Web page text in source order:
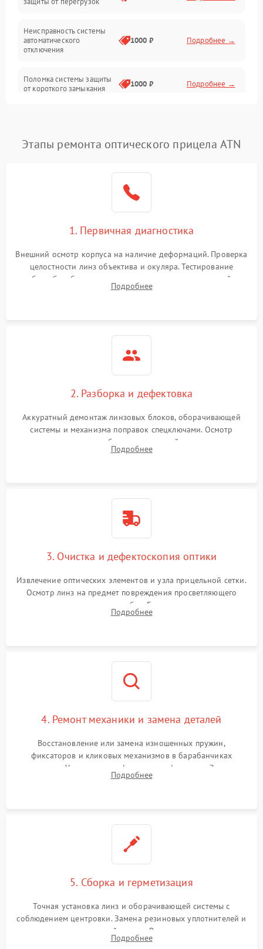
Электропитание
Механика
Корпус/Герметичность
Неисправность системы
автоматического
отключения
1000 ₽ Подробнее →
Поломка системы защиты
от короткого замыкания
1000 ₽ Подробнее →
1000 ₽
защиты от перегрева
Поломка системы защиты
1000 ₽
Этапы ремонта оптического прицела ATN
1. Первичная диагностика
Внешний осмотр корпуса на наличие деформаций. Проверка
целостности линз объектива и окуляра. Тестирование
работы барабанчиков ввода поправок, кольца отстройки
параллакса и зума. Выявление сколов, внутренних
Подробнее
2. Разборка и дефектовка
Аккуратный демонтаж линзовых блоков, оборачивающей
системы и механизма поправок спецключами. Осмотр
внутренних резьбовых соединений, пружин и
уплотнительных колец. Поиск причин люфта, смещения
Подробнее
3. Очистка и дефектоскопия оптики
Извлечение оптических элементов и узла прицельной сетки.
Осмотр линз на предмет повреждения просветляющего
покрытия или появления грибка. Бережная очистка стекол
спецрастворами. Проверка целостности гравированной
Подробнее
4. Ремонт механики и замена деталей
Восстановление или замена изношенных пружин,
фиксаторов и кликовых механизмов в барабанчиках
поправок. Устранение люфтов в трансфокаторе. Замена
поврежденных линз, разбитой сетки или восстановление
Подробнее
5. Сборка и герметизация
Точная установка линз и оборачивающей системы с
соблюдением центровки. Замена резиновых уплотнителей и
нанесение влагозащитной смазки. Вакуумирование корпуса
и заполнение его осушенным азотом или аргоном для
Подробнее